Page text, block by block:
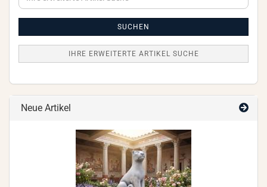
erweiterte
SUCHEN
IHRE ERWEITERTE ARTIKEL SUCHE
Neue Artikel